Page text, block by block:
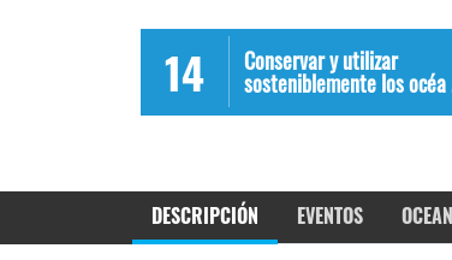
14 Conservar y utilizar
sosteniblemente los océa
DESCRIPCIÓN EVENTOS